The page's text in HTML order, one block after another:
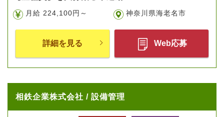
月給 224,100円～ 神奈川県海老名市
詳細を見る Web応募
相鉄企業株式会社 / 設備管理